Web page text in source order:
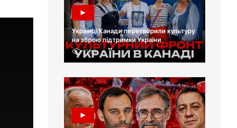
Українці Канади перетворили культуру
на зброю підтримки України
130